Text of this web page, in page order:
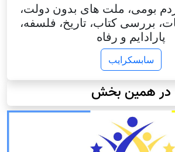
بومی، ملت های بدون دولت،
بررسی کتاب، تاریخ، فلسفه،
پارادایم و رفاه
سابسکرایب
در همین بخش